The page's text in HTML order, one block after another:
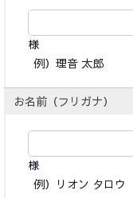
様
例）理音 太郎
お名前（フリガナ）
様
例）リオン タロウ